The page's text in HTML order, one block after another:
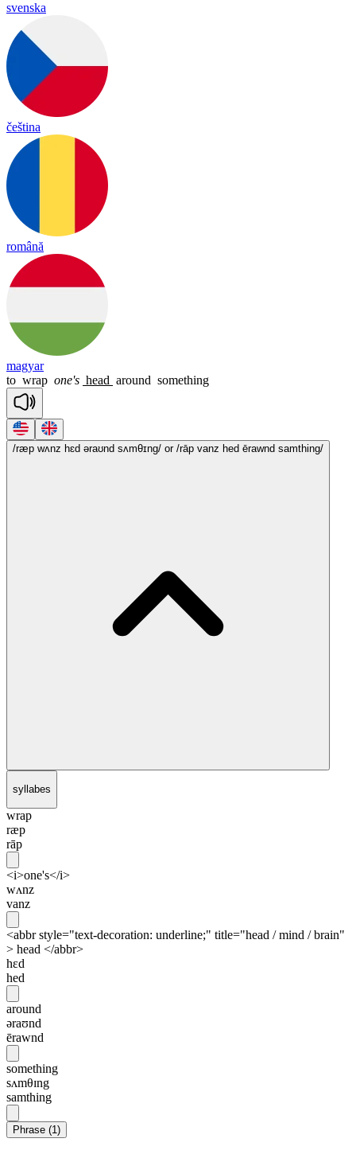
svenska
čeština
română
magyar
to wrap one's head around something
/ræp wʌnz hɛd əraʊnd sʌmθɪng/ or /rāp vanz hed ērawnd samthing/
syllabes
wrap
ræp
rāp
<i>one's</i>
wʌnz
vanz
<abbr style="text-decoration: underline;" title="head / mind / brain"
> head </abbr>
hɛd
hed
around
əraʊnd
ērawnd
something
sʌmθɪng
samthing
Phrase (1)